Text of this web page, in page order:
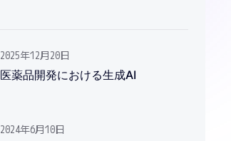
2025年12月20日
医薬品開発における生成AI
2024年6月10日